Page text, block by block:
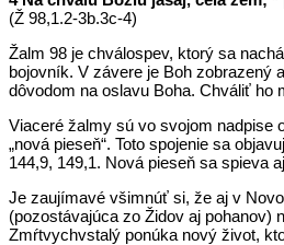
(Ž 98,1.2-3b.3c-4)
Žalm 98 je chválospev, ktorý sa
bojovník. V závere je Boh zobrazený
dôvodom na oslavu Boha. Chváliť ho
Viaceré žalmy sú vo svojom nadpise
„nová pieseň“. Toto spojenie sa
144,9, 149,1. Nová pieseň sa spieva
Je zaujímavé všimnúť si, že aj v
(pozostávajúca zo Židov aj
Zmŕtvychvstalý ponúka nový život,